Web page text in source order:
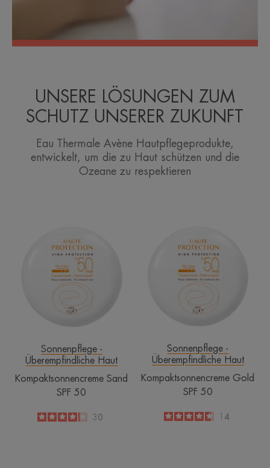
UNSERE LÖSUNGEN ZUM
SCHUTZ UNSERER ZUKUNFT
Eau Thermale Avène Hautpflegeprodukte,
entwickelt, um die zu Haut schützen und die
Ozeane zu respektieren
Sand
SPF
50
Sonnenpflege -
Überempfindliche Haut
Kompaktsonnencreme Sand
SPF 50
4.1
/
5
30
Gold
SPF
50
Sonnenpflege -
Überempfindliche Haut
Kompaktsonnencreme Gold
SPF 50
4.6
/514